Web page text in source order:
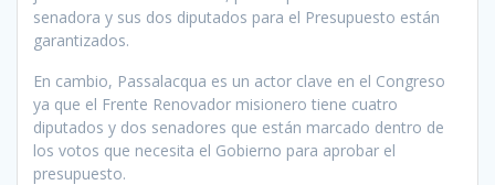
senadora y sus dos diputados para el Presupuesto están
garantizados.
En cambio, Passalacqua es un actor clave en el Congreso
ya que el Frente Renovador misionero tiene cuatro
diputados y dos senadores que están marcado dentro de
los votos que necesita el Gobierno para aprobar el
presupuesto.